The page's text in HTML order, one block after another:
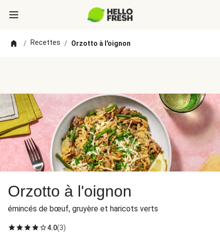
/ Recettes / Orzotto à l'oignon
Orzotto à l'oignon
émincés de bœuf, gruyère et haricots verts
4.0(3)